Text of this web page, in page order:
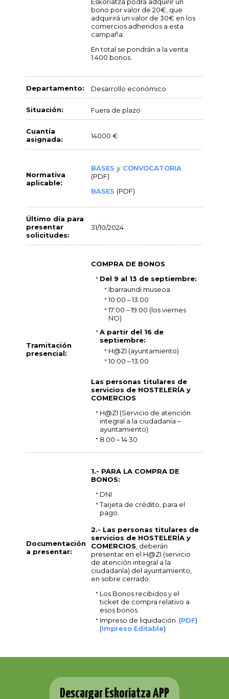
bono por valor de 20€, que
adquirirá un valor de 30€ en los
comercios adheridos a esta
campaña.
En total se pondrán a la venta
1.400 bonos.
Departamento: Desarrollo económico
Situación: Fuera de plazo
Cuantía
asignada:
14000 €
Normativa
aplicable:
BASES y CONVOCATORIA
(PDF)
BASES (PDF)
Último día para
presentar
solicitudes:
31/10/2024
Tramitación
presencial:
COMPRA DE BONOS
Del 9 al 13 de septiembre:
Ibarraundi museoa
10:00 – 13:00
17:00 – 19:00 (los viernes
NO)
A partir del 16 de
septiembre:
H@ZI (ayuntamiento)
10:00 – 13:00
Las personas titulares de
servicios de HOSTELERÍA y
COMERCIOS
H@ZI (Servicio de atención
integral a la ciudadanía –
ayuntamiento)
8:00 – 14:30
Documentación
a presentar:
1.- PARA LA COMPRA DE
BONOS:
DNI
Tarjeta de crédito, para el
pago.
2.- Las personas titulares de
servicios de HOSTELERÍA y
COMERCIOS , deberán
presentar en el H@ZI (servicio
de atención integral a la
ciudadanía) del ayuntamiento,
en sobre cerrado:
Los Bonos recibidos y el
ticket de compra relativo a
esos bonos.
Impreso de liquidación. (PDF)
(Impreso Editable)
Descargar Eskoriatza APP